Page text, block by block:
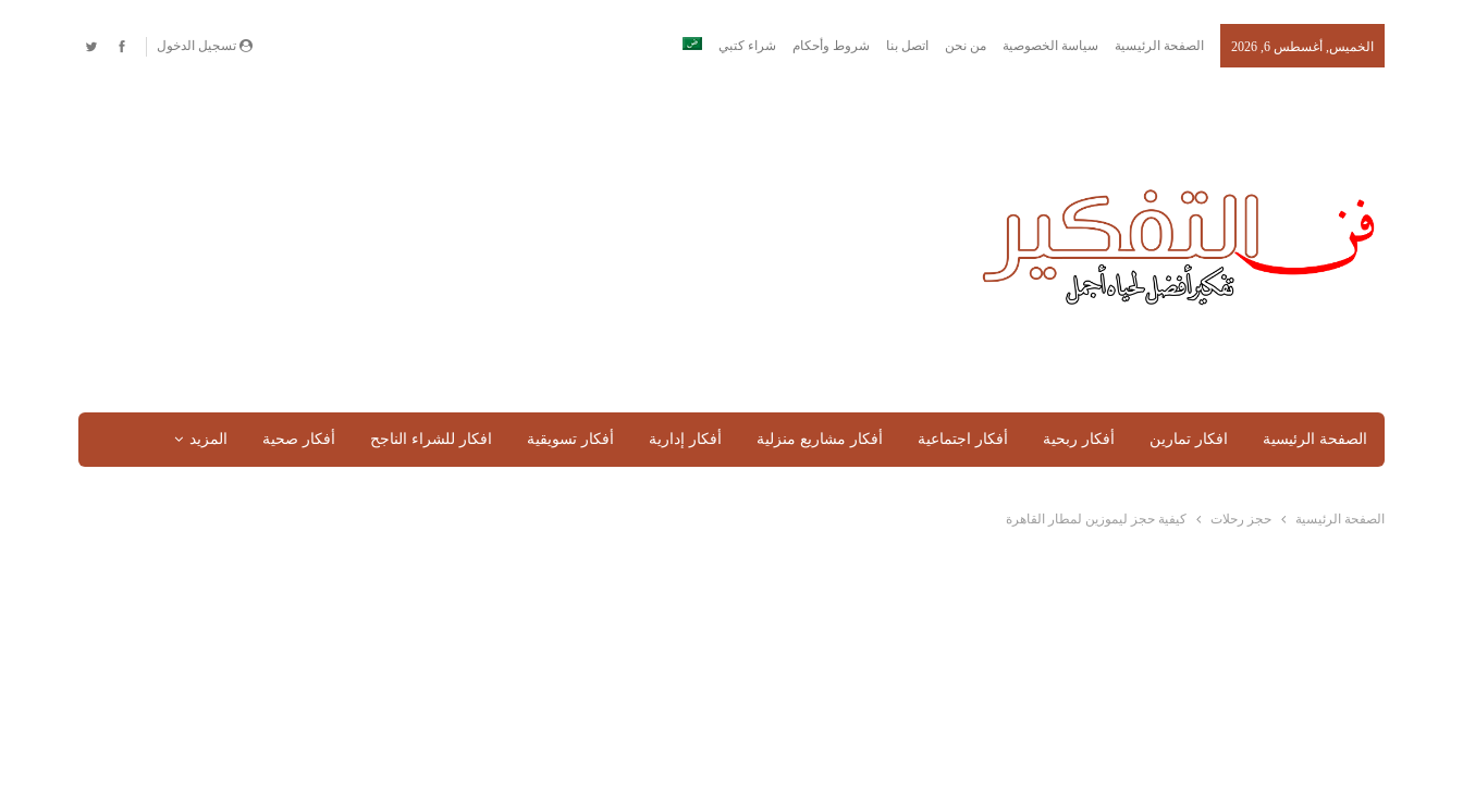
تسجيل الدخول الخميس, أغسطس 6, 2026 الصفحة الرئيسية سياسة الخصوصية من نحن اتصل بنا شروط وأحكام شراء كتبي
الصفحة الرئيسية افكار تمارين أفكار ربحية أفكار اجتماعية أفكار مشاريع منزلية أفكار إدارية أفكار تسويقية افكار للشراء الناجح أفكار صحية المزيد
الصفحة الرئيسية حجز رحلات كيفية حجز ليموزين لمطار القاهرة